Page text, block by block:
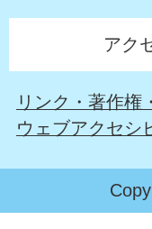
アク
リンク・著作権
ウェブアクセシ